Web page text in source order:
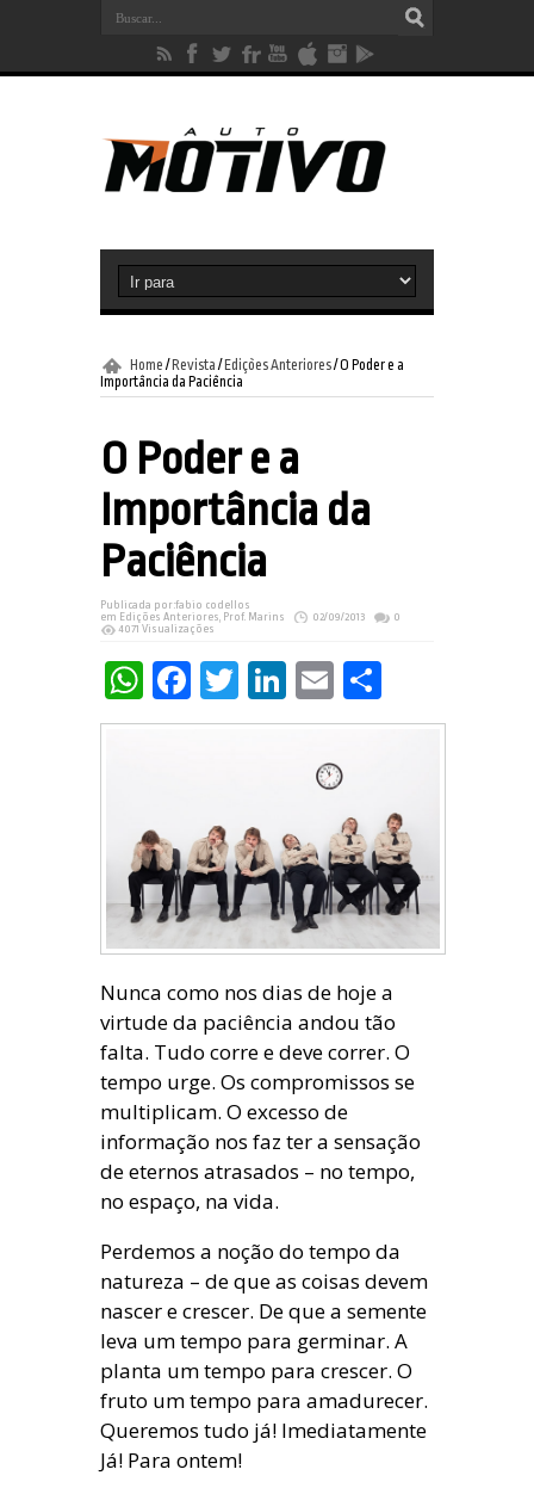
Home / Revista / Edições Anteriores/O Poder e a
Importância da Paciência
O Poder e a
Importância da
Paciência
Publicada por:fabio codellos
em Edições Anteriores, Prof. Marins 02/09/2013
0
4071 Visualizações
WhatsApp
Facebook
Twitter
LinkedIn
Email
Nunca como nos dias de hoje a
virtude da paciência andou tão
falta. Tudo corre e deve correr. O
tempo urge. Os compromissos se
multiplicam. O excesso de
informação nos faz ter a sensação
de eternos atrasados – no tempo,
no espaço, na vida.
Perdemos a noção do tempo da
natureza – de que as coisas devem
nascer e crescer. De que a semente
leva um tempo para germinar. A
planta um tempo para crescer. O
fruto um tempo para amadurecer.
Queremos tudo já! Imediatamente
Já! Para ontem!